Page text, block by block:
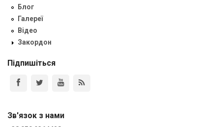
Блог
Галереї
Відео
Закордон
Підпишіться
Зв'язок з нами